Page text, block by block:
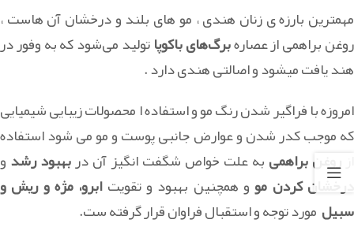
مهمترین بارزه ی زنان هندی ، مو های بلند و درخشان آن هاست ،
روغن براهمی از عصارهبرگ‌های باکوپاتولید می‌شود که به وفور در
هند یافت میشود و اصالتی هندی دارد .
امروزه با فراگیر شدن رنگ مو و استفاده ا محصولات زیبایی شیمیایی
که موجب کدر شدن و عوارض جانبی پوست و مو می شود استفاده
روغن براهمیبه علت خواص شگفت انگیز آن دربهبود رشدو
درخشان کردن موو همچنین بهبود و تقویتابرو، مژه و ریش و
سبیل مورد توجه و استقبال فراوان قرار گرفته ست.